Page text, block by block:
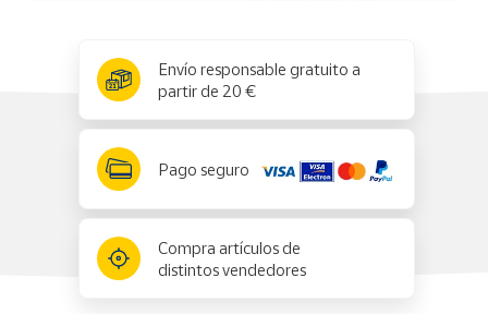
Envío responsable gratuito a
partir de 20 €
Pago seguro
Compra artículos de
distintos vendedores